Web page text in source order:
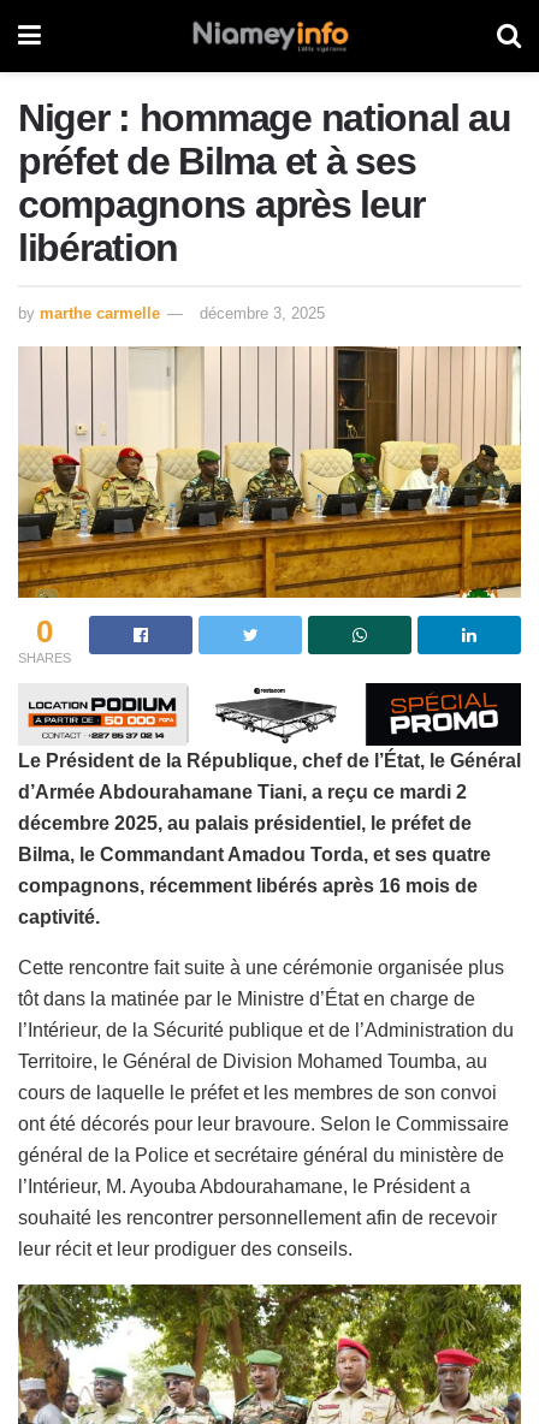
Niger : hommage national au
préfet de Bilma et à ses
compagnons après leur
libération
by marthe carmelle décembre 3, 2025
0
SHARES
Le Président de la République, chef de l’État, le Général
d’Armée Abdourahamane Tiani, a reçu ce mardi 2
décembre 2025, au palais présidentiel, le préfet de
Bilma, le Commandant Amadou Torda, et ses quatre
compagnons, récemment libérés après 16 mois de
captivité.
Cette rencontre fait suite à une cérémonie organisée plus
tôt dans la matinée par le Ministre d’État en charge de
l’Intérieur, de la Sécurité publique et de l’Administration du
Territoire, le Général de Division Mohamed Toumba, au
cours de laquelle le préfet et les membres de son convoi
ont été décorés pour leur bravoure. Selon le Commissaire
général de la Police et secrétaire général du ministère de
l’Intérieur, M. Ayouba Abdourahamane, le Président a
souhaité les rencontrer personnellement afin de recevoir
leur récit et leur prodiguer des conseils.